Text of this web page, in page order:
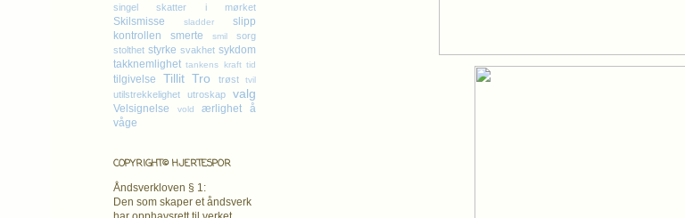
singel
skatter i mørket
Skilsmisse sladder
slipp
kontrollen
smerte smil
sorg
stolthet styrke svakhet sykdom
takknemlighet tankens kraft tid
tilgivelse Tillit Tro trøst tvil
utilstrekkelighet utroskap valg
Velsignelse vold ærlighet
å
våge
COPYRIGHT© HJERTESPOR
Åndsverkloven § 1:
Den som skaper et åndsverk